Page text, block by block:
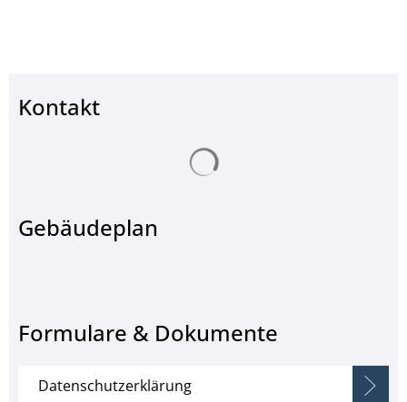
Kontakt
Gebäudeplan
Formulare & Dokumente
Datenschutzerklärung